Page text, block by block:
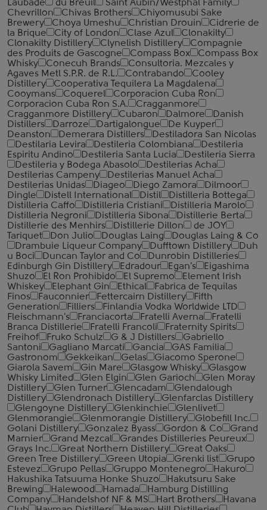
Laubade
du Breuil
Saint Aubin/Westphal Family
Chevrillon
Chivas Brothers
Chiyomusubi Sake
Brewery
Choya Umeshu Christian Drouin
Cidrerie de
la Brique
City of London Clase Azul
Clonakilty
Clonakilty Distillery
Clynelish Distillery
Compagnie
des Produits de Gascogne
Compass Box
Compass Box
Whisky
Conecuh Brands
Consultoria. Mezcales y
Agaves Metl S.P.R. de R.L.
Contrabando
Cooley
Distillery
Cooperativa Tequilera La Magdalena
Cooymans
Coquerel
Corporacion Cuba Ron
Corporacion Cuba Ron S.A.
Cragganmore
Cragganmore Distillery
Cubaron Dalmore
Danish
Distillers
Darroze Dartigalongue
De Kuyper
Deanston
Demerara Distillers
Destiladora San Nicolas
Destilaria Levira
Destileria Colombiana
Destileria
Espiritu Andino
Destileria Santa Lucia
Destileria Sierra
Destileria y Bodega Abasolo
Destilerias Acha
Destilerias Campeny
Destilerias Manuel Acha
Destilerias Unidas
Diageo Diego Zamora
Dilmoor
Dingle
Distell International Distil
Distilleria Bottega
Distilleria Caffo
Distilleria Cristiani
Distilleria Marolo
Distilleria Negroni
Distilleria Sibona
Distillerie Berta
Distillerie des Menhirs
Distillerie Dillon
de JOY
Tariquet
Don Julio Douglas Laing
Douglas Laing & Co
Drambuie Liqueur Company
Dufftown Distillery
Duh
u Boci
Duncan Taylor and Co
Dunrobin Distilleries
Edinburgh Gin Distillery
Edradour Egan's
Eigashima
Shuzo
El Ron Prohibido El Supremo
Element Irish
Whiskey
Elephant Gin Ethical
Fabrica de Tequilas
Finos
Fauconnier Fettercairn Distillery
Fifth
Generation
Filliers
Finlandia Vodka Worldwide LTD
Fleischmann's
Franciacorta Fratelli Averna
Fratelli
Branca Distillerie
Fratelli ‎Francoli
Fraternity Spirits
Freihof
Fruko Schulz G & J Distillers
Gabriello
Santoni
Gagliano Marcati Gancia
GAS Familia
Gastronom
Gekkeikan Gelas
Giacomo Sperone
Giarola Savem
Gin Mare Glasgow Whisky
Glasgow
Whisky Limited
Glen Elgin Glen Garioch
Glen Moray
Distillery
Glen Turner Glencadam
Glendalough
Distillery
Glendronach Distillery
Glenfarclas Distillery
Glengoyne Distillery
Glenkinchie
Glenlivet
Glenmorangie
Glenmorangie Distillery
Globefill Inc.
Golani Distillery
Gonzalez Byass Gordon & Co
Grand
Marnier
Grand Mezcal
Grandes Distilleries Peureux
Grays Inc.
Great Northern Distillery
Great Oaks
Green Tree Distillery
Green Utopia Grenki list
Grupo
Estevez
Grupo Pellas Gruppo Montenegro
Hakuro
Hakushika Tatsuuma Honke Shuzo
Hakutsuru Sake
Brewing
Halewood Hamada
Hamburg Distilling
Company
Handelshof NF & MS Hart Brothers
Havana